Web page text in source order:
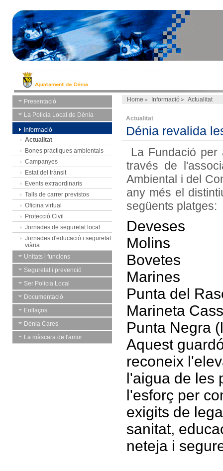
Presentació
La Policia Local de Dénia
Informació
Actualitat
Bones pràctiques ambientals
Campanyes
Estat del trànsit
Events extraordinaris
Talls de carrer previstos
Oficina virtual
Protecció Civil
Jornades de seguretat local
Jornades d'educació i seguretat
viària
Unitats i funcions
Seguretat i prevenció
Ser Policia Local
Documentació
Enllaços
Dénia Cares
La màscara de l'amor
Home Informació Actualitat
Actualitat
Dénia revalida
La Fundació per
través de
Ambiental i del
any més el
següents platges:
Deveses
Molins
Bovetes
Marines
Punta del
Marineta
Punta Negra
Aquest
reconeix
l'aigua de les
l'esforç per
exigits de
sanitat,
neteja i